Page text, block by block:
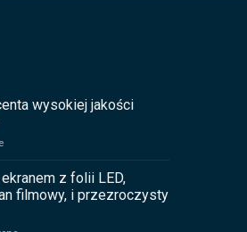
wysokiej jakości
na
wybrać
producenta
wysokiej
z folii LED,
filmowy, i przezroczysty